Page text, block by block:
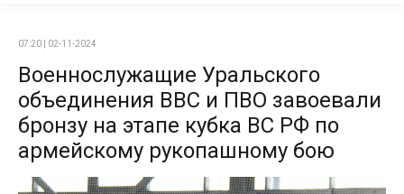
07:20 | 02-11-2024
Военнослужащие Уральского
объединения ВВС и ПВО завоевали
бронзу на этапе кубка ВС РФ по
армейскому рукопашному бою